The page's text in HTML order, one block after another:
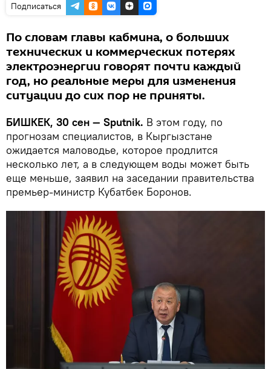
Подписаться
По словам главы кабмина, о больших
технических и коммерческих потерях
электроэнергии говорят почти каждый
год, но реальные меры для изменения
ситуации до сих пор не приняты.
БИШКЕК, 30 сен — Sputnik. В этом году, по
прогнозам специалистов, в Кыргызстане
ожидается маловодье, которое продлится
несколько лет, а в следующем воды может быть
еще меньше, заявил на заседании правительства
премьер-министр Кубатбек Боронов.